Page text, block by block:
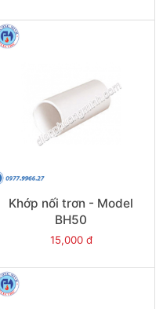
Khớp nối trơn - Model
BH50
15,000 đ